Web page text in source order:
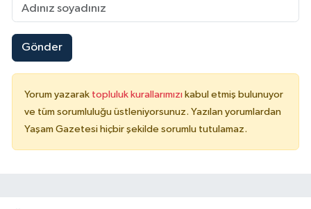
Gönder
Yorum yazarak topluluk kurallarımızı kabul etmiş bulunuyor
ve tüm sorumluluğu üstleniyorsunuz. Yazılan yorumlardan
Yaşam Gazetesi hiçbir şekilde sorumlu tutulamaz.